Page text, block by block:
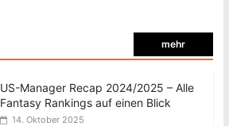
mehr
US-Manager Recap 2024/2025 – Alle
Fantasy Rankings auf einen Blick
14. Oktober 2025